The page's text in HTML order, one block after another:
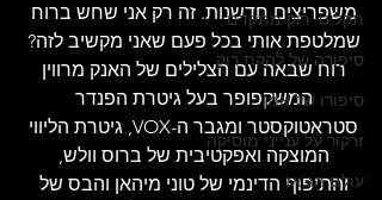
תקליטי רוק מתקדם
סיפורה של להקת רוק
סיפורו של אמן
זרקור על ענייני מוסיקה
עולם הג'אז
משפריצים חדשנות. זה רק אני שחש ברוח
שמלטפת אותי בכל פעם שאני מקשיב לזה?
רוח שבאה עם הצלילים של האנק מרווין
המשקפופר בעל גיטרת הפנדר
סטראטוקסטר ומגבר ה-VOX, גיטרת הליווי
המוצקה ואפקטיבית של ברוס וולש,
והתיפוף הדינמי של טוני מיהאן והבס של